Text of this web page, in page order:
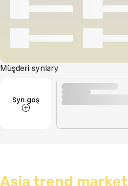
Müşderi synlary
Syn goş
Asia trend market